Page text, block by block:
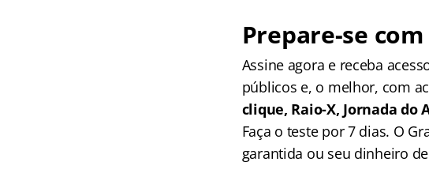
Prepare-se
Assine agora e receba
públicos e, o melhor, com
clique, Raio-X, Jornada do
Faça o teste por 7 dias. O
garantida ou seu dinheiro